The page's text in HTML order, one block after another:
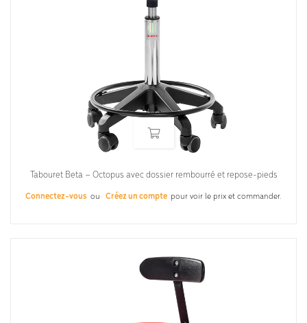
Tabouret Beta – Octopus avec dossier rembourré et repose-pieds
Connectez-vous ou Créez un compte pour voir le prix et commander.